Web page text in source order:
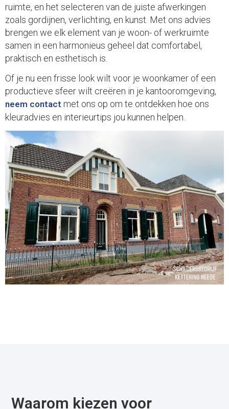
ruimte, en het selecteren van de juiste afwerkingen
zoals gordijnen, verlichting, en kunst. Met ons advies
brengen we elk element van je woon- of werkruimte
samen in een harmonieus geheel dat comfortabel,
praktisch en esthetisch is.
Of je nu een frisse look wilt voor je woonkamer of een
productieve sfeer wilt creëren in je kantooromgeving,
neem contact met ons op om te ontdekken hoe ons
kleuradvies en interieurtips jou kunnen helpen.
Waarom kiezen voor